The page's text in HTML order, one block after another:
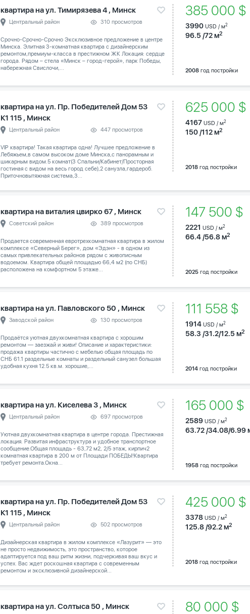
квартира на ул. Тимирязева 4 , Минск
Центральный район 310 просмотров
Срочно-Срочно-Срочно Эксклюзивное предложение в центре
Минска. Элитная 3-комнатная квартира с дизайнерским
ремонтом,премиум-класса в престижном ЖК Локация: сердце
города. Рядом – стела «Минск – город-герой», парк Победы,
набережная Свислочи,...
385 000
3990 USD / м2
96.5 /72 м2
2008год постройки
квартира на ул. Пр. Победителей Дом 53
К1 115 , Минск
Центральный район 447 просмотров
VIP квартира! Такая квартира одна! Лучшее предложение в
Лебяжьем,в самом высоком доме Минска,с панорамным и
шикарным видом.5 комнат(3 Спальни/Кабинет/Просторная
гостиная с видом на весь город себе),2 санузла,гардероб.
Приточновытяжная система,3...
625 000
4167 USD / м2
150 /112 м2
2018год постройки
квартира на виталия цвирко 67 , Минск
Советский район 389 просмотров
Продается современная евротрехкомнатная квартира в жилом
комплексе «Северный Берег», дом «Эдэн» - в одном из
самых привлекательных районов рядом с живописным
водоемом. Квартира общей площадью 66,4 м2 (по СНБ)
расположена на комфортном 5 этаже...
147 500 $
2221 USD / м2
66.4 /56.8 м2
2025год постройки
квартира на ул. Павловского 50 , Минск
Заводской район 130 просмотров
Продаётся уютная двухкомнатная квартира с хорошим
ремонтом — заезжай и живи! Описание и характеристики:
продажа квартиры частично с мебелью общая площадь по
СНБ 61.1 раздельные комнаты и раздельный санузел большая
удобная кухня 12.5 кв.м. хорошие,...
111 558 $
1914 USD / м2
58.3 /31.2/12.5 м2
2014год постройки
квартира на ул. Киселева 3 , Минск
Центральный район 697 просмотров
Уютная двухкомнатная квартира в центре города. Престижная
локация. Развитая инфраструктура и удобное транспортное
сообщение.Общая площадь - 63,72 м2, 2/5 этаж, кирпич2
комнатная квартира в 200 м от Площади ПОБЕДЫ!Квартира
требует ремонта.Окна...
165 000 $
2589 USD / м2
63.72 /34.08/6.99
1958год постройки
квартира на ул. Пр. Победителей Дом 53
К1 115 , Минск
Центральный район 502 просмотров
Дизайнерская квартира в жилом комплексе «Лазурит» — это
не просто недвижимость, это пространство, которое
адаптируется под ваш ритм жизни, подчеркивая ваш вкус и
успех. Вас ждет роскошная квартира с современным
ремонтом и эксклюзивной дизайнерской...
425 000
3378 USD / м2
125.8 /92.2 м2
2018год постройки
квартира на ул. Солтыса 50 , Минск 80 000 $